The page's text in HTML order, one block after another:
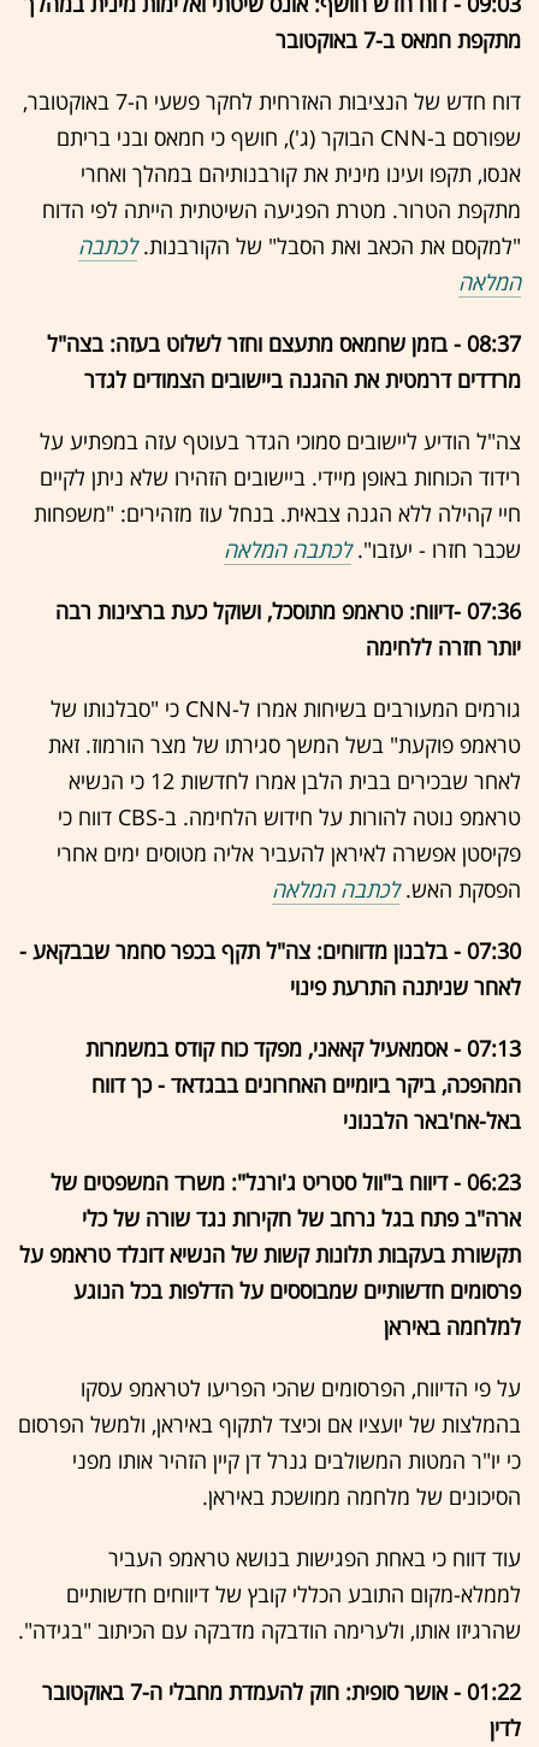
מתקפת חמאס ב-7 באוקטובר
דוח חדש של הנציבות האזרחית לחקר פשעי ה-7 באוקטובר,
שפורסם ב-CNN הבוקר (ג'), חושף כי חמאס ובני בריתם
אנסו, תקפו ועינו מינית את קורבנותיהם במהלך ואחרי
מתקפת הטרור. מטרת הפגיעה השיטתית הייתה לפי הדוח
"למקסם את הכאב ואת הסבל" של הקורבנות.לכתבה
המלאה
08:37 - בזמן שחמאס מתעצם וחזר לשלוט בעזה: בצה"ל
מרדדים דרמטית את ההגנה ביישובים הצמודים לגדר
צה"ל הודיע ליישובים סמוכי הגדר בעוטף עזה במפתיע על
רידוד הכוחות באופן מיידי. ביישובים הזהירו שלא ניתן לקיים
חיי קהילה ללא הגנה צבאית. בנחל עוז מזהירים: "משפחות
שכבר חזרו - יעזבו".לכתבה המלאה
07:36 -דיווח: טראמפ מתוסכל, ושוקל כעת ברצינות רבה
יותר חזרה ללחימה
גורמים המעורבים בשיחות אמרו ל-CNN כי "סבלנותו של
טראמפ פוקעת" בשל המשך סגירתו של מצר הורמוז. זאת
לאחר שבכירים בבית הלבן אמרו לחדשות 12 כי הנשיא
טראמפ נוטה להורות על חידוש הלחימה. ב-CBS דווח כי
פקיסטן אפשרה לאיראן להעביר אליה מטוסים ימים אחרי
הפסקת האש. לכתבה המלאה
07:30 - בלבנון מדווחים: צה"ל תקף בכפר סחמר שבבקאע -
לאחר שניתנה התרעת פינוי
07:13 - אסמאעיל קאאני, מפקד כוח קודס במשמרות
המהפכה, ביקר ביומיים האחרונים בבגדאד - כך דווח
באל-אח'באר הלבנוני
06:23 - דיווח ב"וול סטריט ג'ורנל": משרד המשפטים של
ארה"ב פתח בגל נרחב של חקירות נגד שורה של כלי
תקשורת בעקבות תלונות קשות של הנשיא דונלד טראמפ על
פרסומים חדשותיים שמבוססים על הדלפות בכל הנוגע
למלחמה באיראן
על פי הדיווח, הפרסומים שהכי הפריעו לטראמפ עסקו
בהמלצות של יועציו אם וכיצד לתקוף באיראן, ולמשל הפרסום
כי יו"ר המטות המשולבים גנרל דן קיין הזהיר אותו מפני
הסיכונים של מלחמה ממושכת באיראן.
עוד דווח כי באחת הפגישות בנושא טראמפ העביר
לממלא-מקום התובע הכללי קובץ של דיווחים חדשותיים
שהרגיזו אותו, ולערימה הודבקה מדבקה עם הכיתוב "בגידה".
01:22 - אושר סופית: חוק להעמדת מחבלי ה-7 באוקטובר
לדין